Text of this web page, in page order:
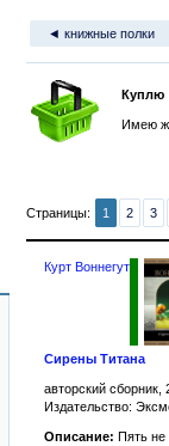
◄ книжные полки
Куплю
Имею
Страницы: 1 2 3
Курт Воннегут
Сирены Титана
авторский сборник,
Издательство:
Описание: Пять не